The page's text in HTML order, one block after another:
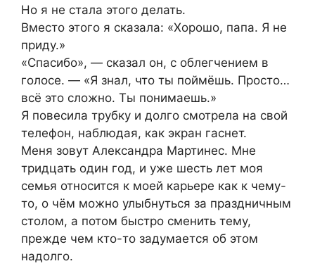
Но я не стала этого делать.
Вместо этого я сказала: «Хорошо, папа. Я не
приду.»
«Спасибо», — сказал он, с облегчением в
голосе. — «Я знал, что ты поймёшь. Просто…
всё это сложно. Ты понимаешь.»
Я повесила трубку и долго смотрела на свой
телефон, наблюдая, как экран гаснет.
Меня зовут Александра Мартинес. Мне
тридцать один год, и уже шесть лет моя
семья относится к моей карьере как к чему-
то, о чём можно улыбнуться за праздничным
столом, а потом быстро сменить тему,
прежде чем кто-то задумается об этом
надолго.